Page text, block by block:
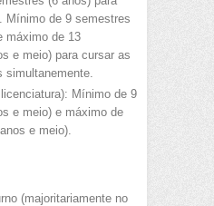
Mínimo de 9 semestres
máximo de 13
e meio) para cursar as
simultanemente.
Mínimo de 9
e meio) e máximo de
e meio).
(majoritariamente no